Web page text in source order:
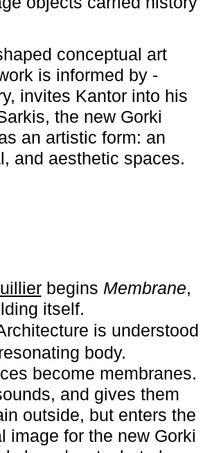
conceptual art
is informed by
invites Kantor into his
the new Gorki
an artistic form: an
and aesthetic spaces.
begins ­ Membrane,
itself.
is understood
body.
become membranes.
and gives them
outside, but enters the
image for the new Gorki